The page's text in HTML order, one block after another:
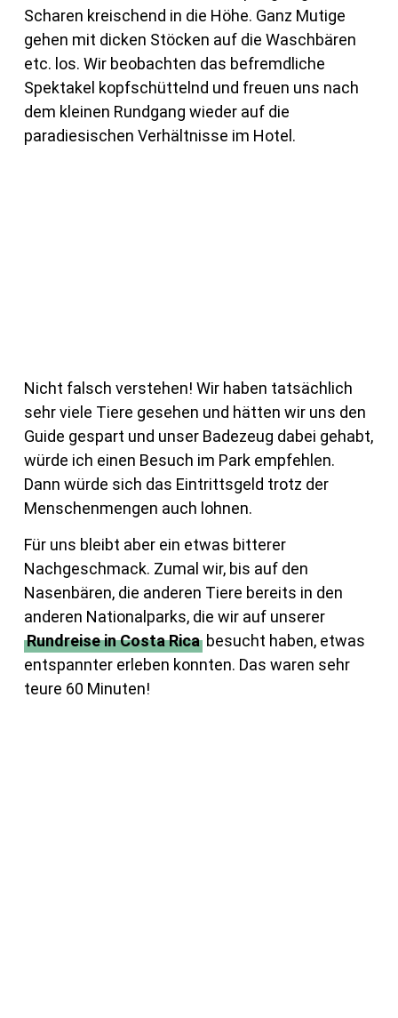
Scharen kreischend in die Höhe. Ganz Mutige
gehen mit dicken Stöcken auf die Waschbären
etc. los. Wir beobachten das befremdliche
Spektakel kopfschüttelnd und freuen uns nach
dem kleinen Rundgang wieder auf die
paradiesischen Verhältnisse im Hotel.
Nicht falsch verstehen! Wir haben tatsächlich
sehr viele Tiere gesehen und hätten wir uns den
Guide gespart und unser Badezeug dabei gehabt,
würde ich einen Besuch im Park empfehlen.
Dann würde sich das Eintrittsgeld trotz der
Menschenmengen auch lohnen.
Für uns bleibt aber ein etwas bitterer
Nachgeschmack. Zumal wir, bis auf den
Nasenbären, die anderen Tiere bereits in den
anderen Nationalparks, die wir auf unserer
Rundreise in Costa Ricabesucht haben, etwas
entspannter erleben konnten. Das waren sehr
teure 60 Minuten!